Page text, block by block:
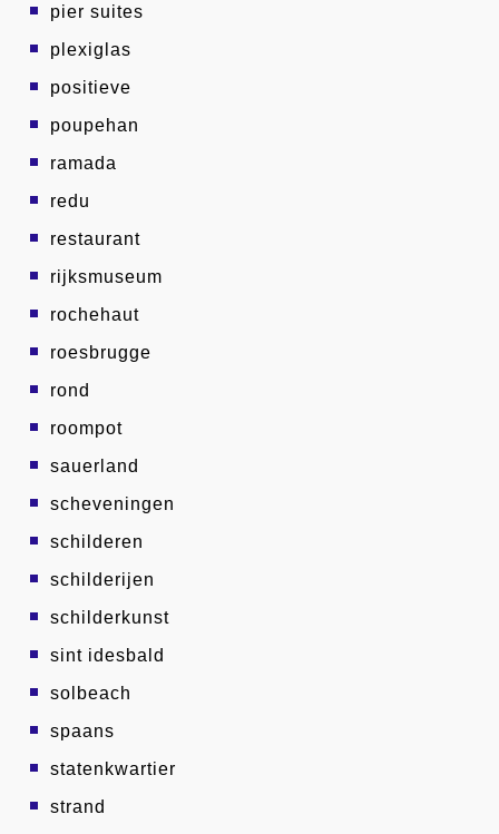
pier suites
plexiglas
positieve
poupehan
ramada
redu
restaurant
rijksmuseum
rochehaut
roesbrugge
rond
roompot
sauerland
scheveningen
schilderen
schilderijen
schilderkunst
sint idesbald
solbeach
spaans
statenkwartier
strand